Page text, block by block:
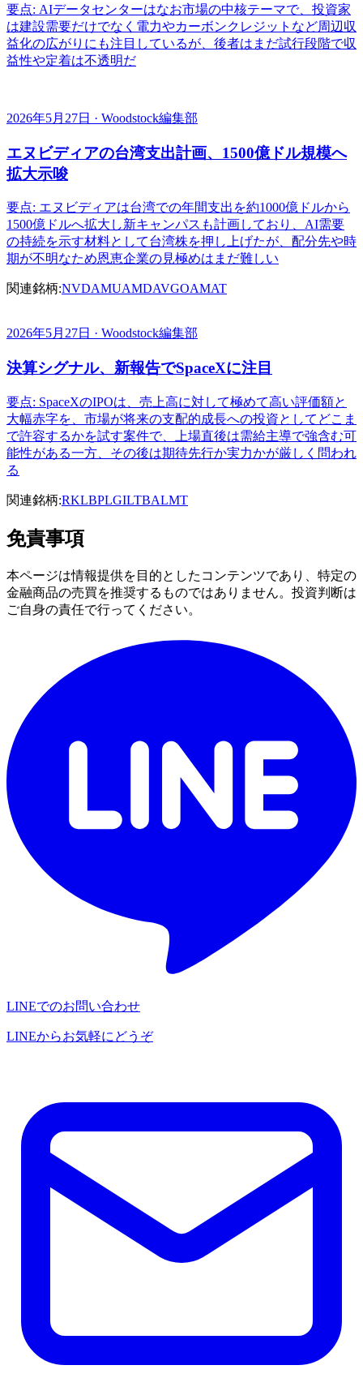
要点: AIデータセンターはなお市場の中核テーマで、投資家
は建設需要だけでなく電力やカーボンクレジットなど周辺収
益化の広がりにも注目しているが、後者はまだ試行段階で収
益性や定着は不透明だ
2026年5月27日 · Woodstock編集部
エヌビディアの台湾支出計画、1500億ドル規模へ
拡大示唆
要点: エヌビディアは台湾での年間支出を約1000億ドルから
1500億ドルへ拡大し新キャンパスも計画しており、AI需要
の持続を示す材料として台湾株を押し上げたが、配分先や時
期が不明なため恩恵企業の見極めはまだ難しい
関連銘柄:NVDAMUAMDAVGOAMAT
2026年5月27日 · Woodstock編集部
決算シグナル、新報告でSpaceXに注目
要点: SpaceXのIPOは、売上高に対して極めて高い評価額と
大幅赤字を、市場が将来の支配的成長への投資としてどこま
で許容するかを試す案件で、上場直後は需給主導で強含む可
能性がある一方、その後は期待先行か実力かが厳しく問われ
る
関連銘柄:RKLBPLGILTBALMT
免責事項
本ページは情報提供を目的としたコンテンツであり、特定の
金融商品の売買を推奨するものではありません。投資判断は
ご自身の責任で行ってください。
LINEでのお問い合わせ
LINEからお気軽にどうぞ